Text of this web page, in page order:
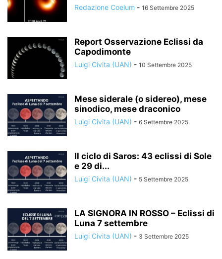
Redazione Coelum - 16 Settembre 2025
Report Osservazione Eclissi da
Capodimonte
Luigi Civita (UAN) - 10 Settembre 2025
Mese siderale (o sidereo), mese
sinodico, mese draconico
Luigi Civita (UAN) - 6 Settembre 2025
Il ciclo di Saros: 43 eclissi di Sole
e 29 di...
Luigi Civita (UAN) - 5 Settembre 2025
LA SIGNORA IN ROSSO – Eclissi di
Luna 7 settembre
Luigi Civita (UAN) - 3 Settembre 2025